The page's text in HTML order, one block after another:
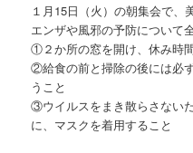
１月15日（火）の朝集会で、
エンザや風邪の予防について
①２か所の窓を開け、休み時
②給食の前と掃除の後には必
うこと
③ウイルスをまき散らさない
に、マスクを着用すること